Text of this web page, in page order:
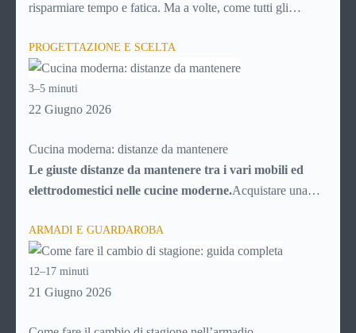
risparmiare tempo e fatica. Ma a volte, come tutti gli
problemi tecnici. Ecco una breve guida ai principali guasti e
inconvenienti, con tutti i consigli utili per cercare di
risolverli da soli, senza chiamare il tecnico e risparmiando
quindi soldi.
PROGETTAZIONE E SCELTA
3–5 minuti
22 Giugno 2026
Cucina moderna: distanze da mantenere
Le giuste distanze da mantenere tra i vari mobili ed
elettrodomestici nelle cucine moderne.Acquistare una
le infinite possibilità messe a disposizione dal mercato. In
realtà la scelta è resa “difficile” proprio dal numero di
possibilità fra cui scegliere, che trasformano l’acquisto della
cucina in una vera e propria impresa, poiché ci si deve
ARMADI E GUARDAROBA
12–17 minuti
21 Giugno 2026